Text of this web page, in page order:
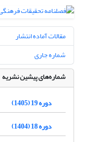
مقالات آماده انتشار
شماره جاری
شماره‌های پیشین نشریه
دوره 19 (1405)
دوره 18 (1404)